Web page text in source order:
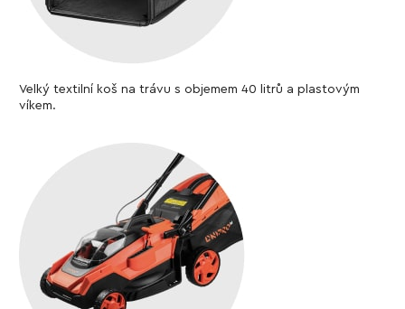
Velký textilní koš na trávu s objemem 40 litrů a plastovým
víkem.